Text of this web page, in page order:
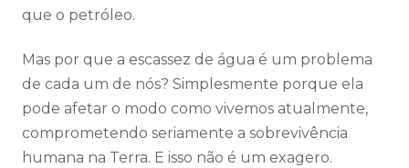
que o petróleo.
Mas por que a escassez de água é um problema
de cada um de nós? Simplesmente porque ela
pode afetar o modo como vivemos atualmente,
comprometendo seriamente a sobrevivência
humana na Terra. E isso não é um exagero.